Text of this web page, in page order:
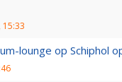
15:33
lounge op Schiphol